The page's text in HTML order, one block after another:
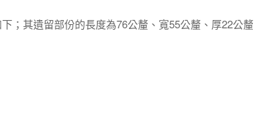
；其遺留部份的長度為76公釐、寬55公釐、厚22公